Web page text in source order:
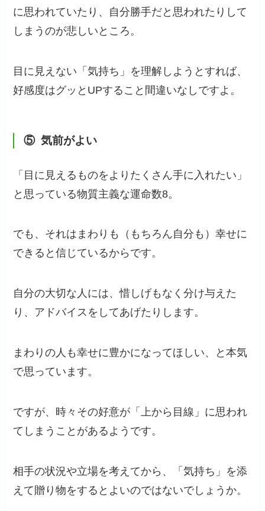
に思われていたり、自分勝手だと思われたりして
しまうのが悲しいところ。
目に見えない「気持ち」を理解しようとすれば、
好感度はグッとUPすること間違いなしですよ。
⑤ 気前がよい
「目に見えるものをよりたくさん手に入れたい」
と思っている物質主義な運命数8。
でも、それはまわりも（もちろん自分も）幸せに
できると信じているからです。
自分の大切な人には、惜しげもなく分け与えた
り、アドバイスをしてあげたりします。
まわりの人も幸せに豊かになってほしい、と本気
で思っています。
ですが、時々その好意が「上から目線」に思われ
てしまうことがあるようです。
相手の状況や立場を考えてから、「気持ち」を添
えて贈り物をするとよいのではないでしょうか。